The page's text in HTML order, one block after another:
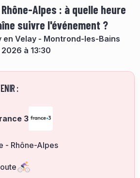
Alpes : à quelle heure
suivre l'événement ?
en Velay - Montrond-les-Bains
à 13:30
:
3
- Rhône-Alpes